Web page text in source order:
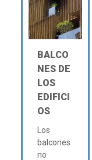
BALCO
NES DE
LOS
EDIFICI
OS
Los
balcones
no